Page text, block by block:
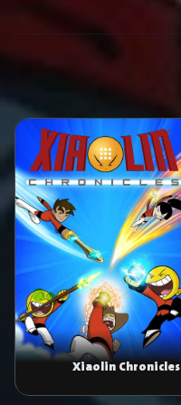
Xiaolin Chronicles